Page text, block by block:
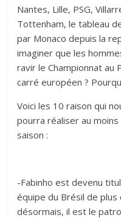
Nantes, Lille, PSG,
Tottenham, le tableau
par Monaco depuis la
imaginer que les
ravir le Championnat au
carré européen ?
Voici les 10 raison qui
pourra réaliser au
saison :
-Fabinho est devenu
équipe du Brésil de plus
désormais, il est le